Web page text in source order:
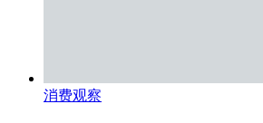
消费观察